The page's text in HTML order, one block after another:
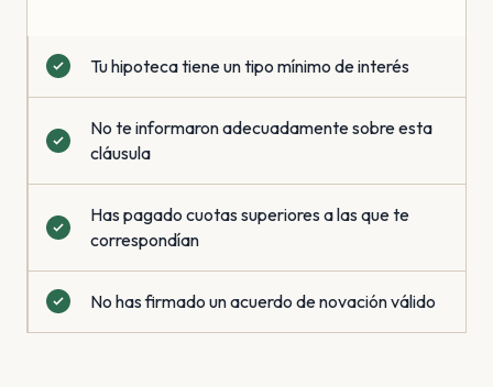
Tu hipoteca tiene un tipo mínimo de interés
No te informaron adecuadamente sobre esta
cláusula
Has pagado cuotas superiores a las que te
correspondían
No has firmado un acuerdo de novación válido